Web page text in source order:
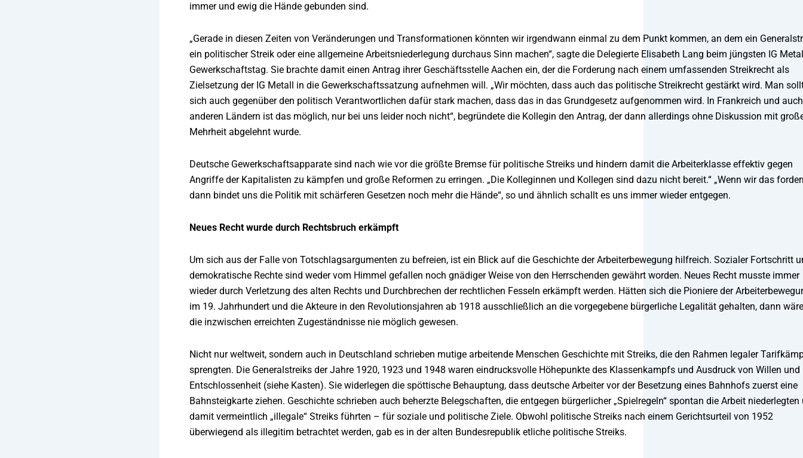
immer und ewig die Hände gebunden sind.
„Gerade in diesen Zeiten von Veränderungen und Transformationen könnten wir irgendwann einmal zu dem Punkt kommen, an dem ein
ein politischer Streik oder eine allgemeine Arbeitsniederlegung durchaus Sinn machen“, sagte die Delegierte Elisabeth Lang beim jüngsten IG
Gewerkschaftstag. Sie brachte damit einen Antrag ihrer Geschäftsstelle Aachen ein, der die Forderung nach einem umfassenden Streikrecht als
Zielsetzung der IG Metall in die Gewerkschaftssatzung aufnehmen will. „Wir möchten, dass auch das politische Streikrecht gestärkt wird. Man
sich auch gegenüber den politisch Verantwortlichen dafür stark machen, dass das in das Grundgesetz aufgenommen wird. In Frankreich und
anderen Ländern ist das möglich, nur bei uns leider noch nicht“, begründete die Kollegin den Antrag, der dann allerdings ohne Diskussion mit
Mehrheit abgelehnt wurde.
Deutsche Gewerkschaftsapparate sind nach wie vor die größte Bremse für politische Streiks und hindern damit die Arbeiterklasse effektiv gegen
Angriffe der Kapitalisten zu kämpfen und große Reformen zu erringen. „Die Kolleginnen und Kollegen sind dazu nicht bereit.“ „Wenn wir das
dann bindet uns die Politik mit schärferen Gesetzen noch mehr die Hände“, so und ähnlich schallt es uns immer wieder entgegen.
Neues Recht wurde durch Rechtsbruch erkämpft
Um sich aus der Falle von Totschlagsargumenten zu befreien, ist ein Blick auf die Geschichte der Arbeiterbewegung hilfreich. Sozialer Fortschritt
demokratische Rechte sind weder vom Himmel gefallen noch gnädiger Weise von den Herrschenden gewährt worden. Neues Recht musste immer
wieder durch Verletzung des alten Rechts und Durchbrechen der rechtlichen Fesseln erkämpft werden. Hätten sich die Pioniere der
im 19. Jahrhundert und die Akteure in den Revolutionsjahren ab 1918 ausschließlich an die vorgegebene bürgerliche Legalität gehalten, dann
die inzwischen erreichten Zugeständnisse nie möglich gewesen.
Nicht nur weltweit, sondern auch in Deutschland schrieben mutige arbeitende Menschen Geschichte mit Streiks, die den Rahmen legaler
sprengten. Die Generalstreiks der Jahre 1920, 1923 und 1948 waren eindrucksvolle Höhepunkte des Klassenkampfs und Ausdruck von Willen und
Entschlossenheit (siehe Kasten). Sie widerlegen die spöttische Behauptung, dass deutsche Arbeiter vor der Besetzung eines Bahnhofs zuerst eine
Bahnsteigkarte ziehen. Geschichte schrieben auch beherzte Belegschaften, die entgegen bürgerlicher „Spielregeln“ spontan die Arbeit niederlegten
damit vermeintlich „illegale“ Streiks führten – für soziale und politische Ziele. Obwohl politische Streiks nach einem Gerichtsurteil von 1952
überwiegend als illegitim betrachtet werden, gab es in der alten Bundesrepublik etliche politische Streiks.